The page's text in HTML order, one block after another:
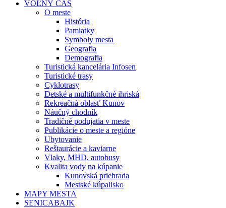
VOĽNÝ ČAS
O meste
História
Pamiatky
Symboly mesta
Geografia
Demografia
Turistická kancelária Infosen
Turistické trasy
Cyklotrasy
Detské a multifunkčné ihriská
Rekreačná oblasť Kunov
Náučný chodník
Tradičné podujatia v meste
Publikácie o meste a regióne
Ubytovanie
Reštaurácie a kaviarne
Vlaky, MHD, autobusy
Kvalita vody na kúpanie
Kunovská priehrada
Mestské kúpalisko
MAPY MESTA
SENICABAJK